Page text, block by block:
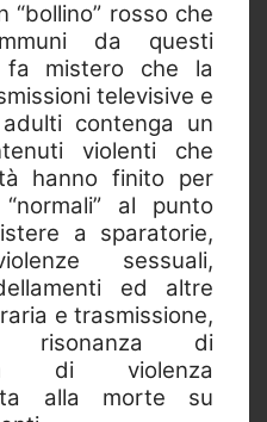
“bollino” rosso che
da questi
fa mistero che la
televisive e
contenga un
violenti che
hanno finito per
al punto
a sparatorie,
sessuali,
ed altre
e trasmissione,
risonanza di
di violenza
alla morte su